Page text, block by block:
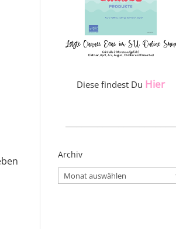
Diese findest Du Hier
Archiv
Archiv